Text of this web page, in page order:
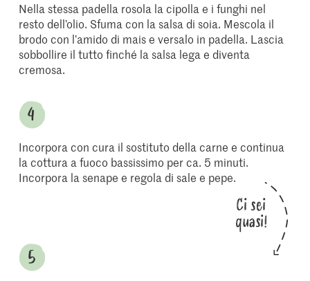
Nella stessa padella rosola la cipolla e i funghi nel
resto dell’olio. Sfuma con la salsa di soia. Mescola il
brodo con l’amido di mais e versalo in padella. Lascia
sobbollire il tutto finché la salsa lega e diventa
cremosa.
Incorpora con cura il sostituto della carne e continua
la cottura a fuoco bassissimo per ca. 5 minuti.
Incorpora la senape e regola di sale e pepe.
Ci sei
quasi!